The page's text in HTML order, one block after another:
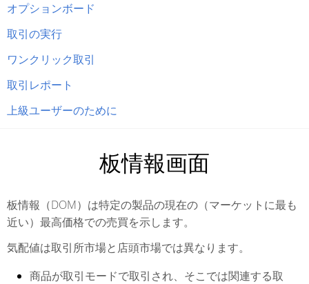
オプションボード
取引の実行
ワンクリック取引
取引レポート
上級ユーザーのために
板情報画面
板情報（DOM）は特定の製品の現在の（マーケットに最も
近い）最高価格での売買を示します。
気配値は取引所市場と店頭市場では異なります。
商品が取引モードで取引され、そこでは関連する取